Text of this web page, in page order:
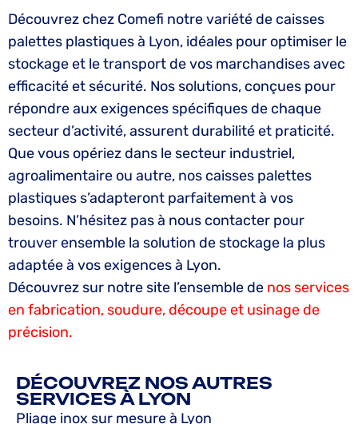
Découvrez chez Comefi notre variété de caisses
palettes plastiques à Lyon, idéales pour optimiser le
stockage et le transport de vos marchandises avec
efficacité et sécurité. Nos solutions, conçues pour
répondre aux exigences spécifiques de chaque
secteur d’activité, assurent durabilité et praticité.
Que vous opériez dans le secteur industriel,
agroalimentaire ou autre, nos caisses palettes
plastiques s’adapteront parfaitement à vos
besoins. N’hésitez pas à nous contacter pour
trouver ensemble la solution de stockage la plus
adaptée à vos exigences à Lyon.
Découvrez sur notre site l’ensemble de nos services
en fabrication, soudure, découpe et usinage de
précision.
DÉCOUVREZ NOS AUTRES
SERVICES À LYON
Pliage inox sur mesure à Lyon